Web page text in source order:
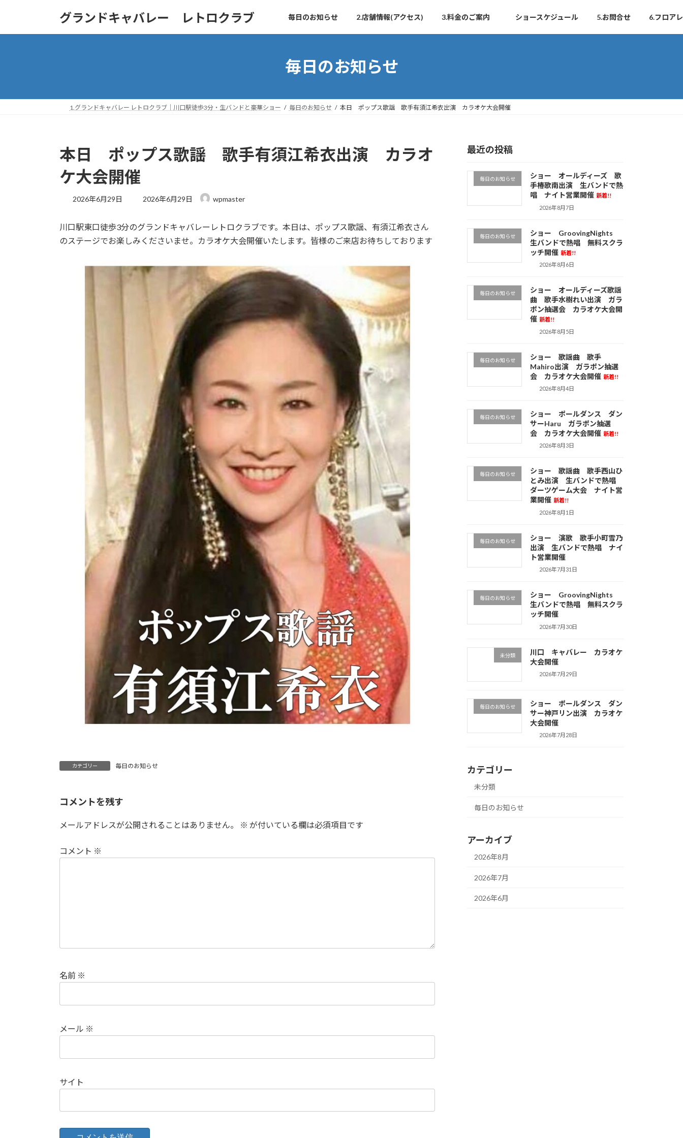
グランドキャバレー レトロクラブ 毎日のお知らせ 2.店舗情報(アクセス) 3.料金のご案内 ショースケジュール 5.お問合せ 6.フロア
毎日のお知らせ
1.グランドキャバレー レトロクラブ｜川口駅徒歩3分・生バンドと豪華ショー 毎日のお知らせ 本日 ポップス歌謡 歌手有須江希衣出演 カラオケ大会開催
本日 ポップス歌謡 歌手有須江希衣出演 カラオ
ケ大会開催
2026年6月29日
最
新
日
2026年6月29日 wpmaster
川口駅東口徒歩3分のグランドキャバレーレトロクラブです。本日は、ポップス歌謡、有須江希衣さん
のステージでお楽しみくださいませ。カラオケ大会開催いたします。皆様のご来店お待ちしております
カテゴリー 毎日のお知らせ
コメントを残す
メールアドレスが公開されることはありません。 ※ が付いている欄は必須項目です
コメント ※
名前 ※
メール ※
サイト
最近の投稿
毎日のお知らせ
ショー オールディーズ 歌
手椿歌南出演 生バンドで熱
唱 ナイト営業開催 新着!!
2026年8月7日
毎日のお知らせ
ショー GroovingNights
生バンドで熱唱 無料スクラ
ッチ開催 新着!!
2026年8月6日
毎日のお知らせ
ショー オールディーズ歌謡
曲 歌手水樹れい出演 ガラ
ポン抽選会 カラオケ大会開
催 新着!!
2026年8月5日
毎日のお知らせ
ショー 歌謡曲 歌手
Mahiro出演 ガラポン抽選
会 カラオケ大会開催 新着!!
2026年8月4日
毎日のお知らせ
ショー ポールダンス ダン
サーHaru ガラポン抽選
会 カラオケ大会開催 新着!!
2026年8月3日
毎日のお知らせ
ショー 歌謡曲 歌手西山ひ
とみ出演 生バンドで熱唱
ダーツゲーム大会 ナイト営
業開催 新着!!
2026年8月1日
毎日のお知らせ
ショー 演歌 歌手小町雪乃
出演 生バンドで熱唱 ナイ
ト営業開催
2026年7月31日
毎日のお知らせ
ショー GroovingNights
生バンドで熱唱 無料スクラ
ッチ開催
2026年7月30日
未分類
川口 キャバレー カラオケ
大会開催
2026年7月29日
毎日のお知らせ
ショー ポールダンス ダン
サー神戸リン出演 カラオケ
大会開催
2026年7月28日
カテゴリー
未分類
毎日のお知らせ
アーカイブ
2026年8月
2026年7月
2026年6月